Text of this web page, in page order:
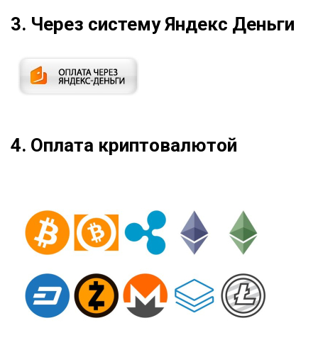
3. Через систему Яндекс Деньги
4. Оплата криптовалютой